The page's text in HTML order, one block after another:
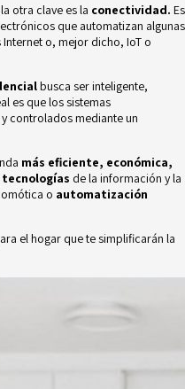
otra clave es la conectividad. Es
que automatizan algunas
o, mejor dicho, IoT o
busca ser inteligente,
es que los sistemas
controlados mediante un
más eficiente, económica,
tecnologías de la información y la
o automatización
el hogar que te simplificarán la